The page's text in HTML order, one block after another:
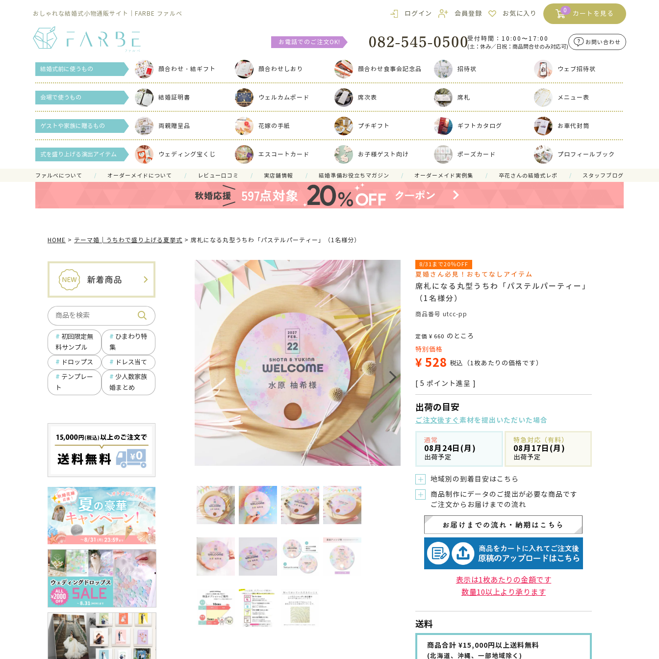
おしゃれな結婚式小物通販サイト｜FARBE ファルベ ログイン 会員登録 お気に入り 0 カートを見る
お電話でのご注文OK! 受付時間：10:00〜17:00
(土：休み／日祝：商品問合せのみ対応可)
お問い合わせ
結婚式前に使うもの 顔合わせ・結ギフト 顔合わせしおり 顔合わせ食事会記念品 招待状 ウェブ招待状
会場で使うもの 結婚証明書 ウェルカムボード 席次表 席札 メニュー表
ゲストや家族に贈るもの 両親贈呈品 花嫁の手紙 プチギフト ギフトカタログ お車代封筒
式を盛り上げる演出アイテム ウェディング宝くじ エスコートカード お子様ゲスト向け ポーズカード プロフィールブック
ファルべについて オーダーメイドについて レビュー口コミ 実店舗情報 結婚準備お役立ちマガジン オーダーメイド実例集 卒花さんの結婚式レポ スタッフブログ
HOME テーマ婚│うちわで盛り上げる夏挙式 席札になる丸型うちわ「パステルパーティー」（1名様分）
初回限定無
料サンプル
ひまわり特
集
ドロップス
ドレス当て
テンプレー
ト
少人数家族
婚まとめ
8/31まで20％OFF
夏婚さん必見！おもてなしアイテム
席札になる丸型うちわ「パステルパーティー」
（1名様分）
商品番号 utcc-pp
定価 ¥ 660 のところ
特別価格
¥ 528 税込 （1枚あたりの価格です）
[ 5 ポイント進呈 ]
出荷の目安
ご注文後すぐ素材を提出いただいた場合
通常
08月24日(月)
出荷予定
特急対応（有料）
08月17日(月)
出荷予定
＋
地域別の到着目安はこちら
＋
商品制作にデータのご提出が必要な商品です
ご注文からお届けまでの流れ
表示は1枚あたりの金額です
数量10以上より承ります
送料
商品合計 ¥15,000円以上送料無料
(北海道、沖縄、一部地域除く)